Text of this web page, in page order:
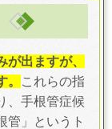
出ますが、
これらの指
、手根管症候
管」というト